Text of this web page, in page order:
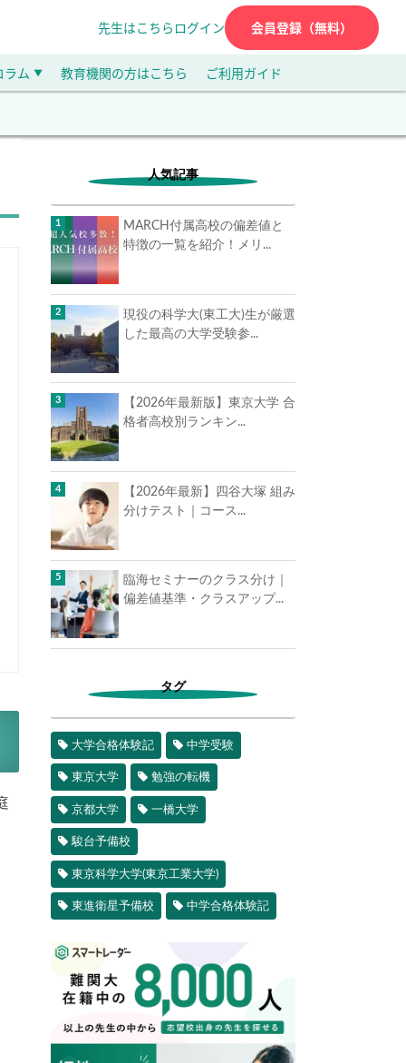
先生はこちら ログイン 会員登録（無料）
ラム ▼ 教育機関の方はこちら ご利用ガイド
人気記事
MARCH付属高校の偏差値と
特徴の一覧を紹介！メリ...
現役の科学大(東工大)生が厳選
した最高の大学受験参...
【2026年最新版】東京大学 合
格者高校別ランキン...
【2026年最新】四谷大塚 組み
分けテスト｜コース...
臨海セミナーのクラス分け｜
偏差値基準・クラスアップ...
タグ
大学合格体験記 中学受験
東京大学 勉強の転機
京都大学 一橋大学
駿台予備校
東京科学大学(東京工業大学)
東進衛星予備校 中学合格体験記